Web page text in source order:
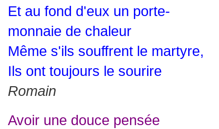
Et au fond d'eux un porte-
monnaie de chaleur
Même s'ils souffrent le martyre,
Ils ont toujours le sourire
Romain
Avoir une douce pensée